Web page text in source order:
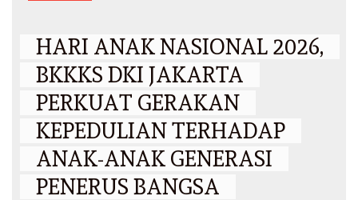
HARI ANAK NASIONAL 2026,
BKKKS DKI JAKARTA
PERKUAT GERAKAN
KEPEDULIAN TERHADAP
ANAK-ANAK GENERASI
PENERUS BANGSA